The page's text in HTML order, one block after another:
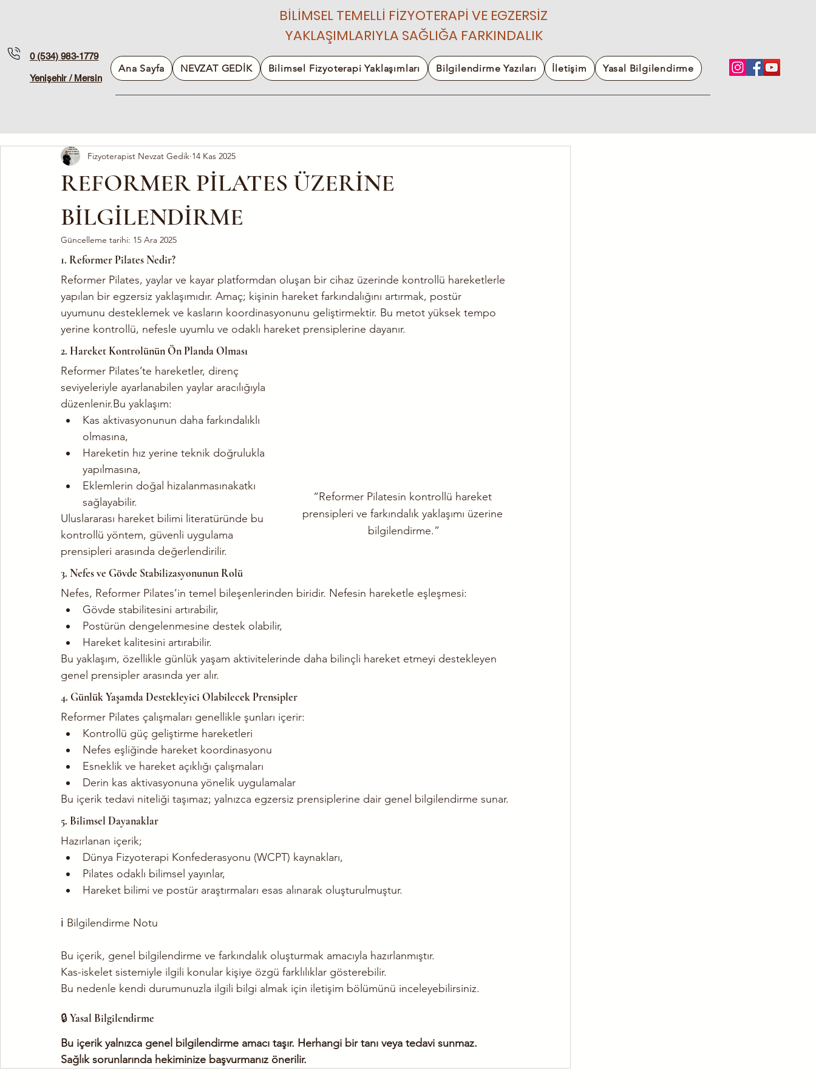
BİLİMSEL TEMELLİ FİZYOTERAPİ VE EGZERSİZ
YAKLAŞIMLARIYLA SAĞLIĞA FARKINDALIK
0 (534) 983-1779
Yenişehir / Mersin
Ana Sayfa NEVZAT GEDİK Bilimsel Fizyoterapi Yaklaşımları Bilgilendirme Yazıları İletişim Yasal Bilgilendirme
REFORMER PİLATES ÜZERİNE
BİLGİLENDİRME
Fizyoterapist Nevzat Gedik 14 Kas 2025
Güncelleme tarihi: 15 Ara 2025
1. Reformer Pilates Nedir?
Reformer Pilates, yaylar ve kayar platformdan oluşan bir cihaz üzerinde kontrollü hareketlerle
yapılan bir egzersiz yaklaşımıdır. Amaç; kişinin hareket farkındalığını artırmak, postür
uyumunu desteklemek ve kasların koordinasyonunu geliştirmektir. Bu metot yüksek tempo
yerine kontrollü, nefesle uyumlu ve odaklı hareket prensiplerine dayanır.
“Reformer Pilatesin kontrollü hareket
prensipleri ve farkındalık yaklaşımı üzerine
bilgilendirme.”
2. Hareket Kontrolünün Ön Planda Olması
Reformer Pilates’te hareketler, direnç
seviyeleriyle ayarlanabilen yaylar aracılığıyla
düzenlenir.Bu yaklaşım:
Kas aktivasyonunun daha farkındalıklı
olmasına,
Hareketin hız yerine teknik doğrulukla
yapılmasına,
Eklemlerin doğal hizalanmasınakatkı
sağlayabilir.
Uluslararası hareket bilimi literatüründe bu
kontrollü yöntem, güvenli uygulama
prensipleri arasında değerlendirilir.
3. Nefes ve Gövde Stabilizasyonunun Rolü
Nefes, Reformer Pilates’in temel bileşenlerinden biridir. Nefesin hareketle eşleşmesi:
Gövde stabilitesini artırabilir,
Postürün dengelenmesine destek olabilir,
Hareket kalitesini artırabilir.
Bu yaklaşım, özellikle günlük yaşam aktivitelerinde daha bilinçli hareket etmeyi destekleyen
genel prensipler arasında yer alır.
4. Günlük Yaşamda Destekleyici Olabilecek Prensipler
Reformer Pilates çalışmaları genellikle şunları içerir:
Kontrollü güç geliştirme hareketleri
Nefes eşliğinde hareket koordinasyonu
Esneklik ve hareket açıklığı çalışmaları
Derin kas aktivasyonuna yönelik uygulamalar
Bu içerik tedavi niteliği taşımaz; yalnızca egzersiz prensiplerine dair genel bilgilendirme sunar.
5. Bilimsel Dayanaklar
Hazırlanan içerik;
Dünya Fizyoterapi Konfederasyonu (WCPT) kaynakları,
Pilates odaklı bilimsel yayınlar,
Hareket bilimi ve postür araştırmaları esas alınarak oluşturulmuştur.
ℹ️ Bilgilendirme Notu
Bu içerik, genel bilgilendirme ve farkındalık oluşturmak amacıyla hazırlanmıştır.
Kas-iskelet sistemiyle ilgili konular kişiye özgü farklılıklar gösterebilir.
Bu nedenle kendi durumunuzla ilgili bilgi almak için iletişim bölümünü inceleyebilirsiniz.
🔒 Yasal Bilgilendirme
Bu içerik yalnızca genel bilgilendirme amacı taşır. Herhangi bir tanı veya tedavi sunmaz.
Sağlık sorunlarında hekiminize başvurmanız önerilir.